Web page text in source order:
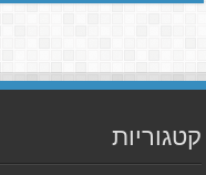
קטגוריות